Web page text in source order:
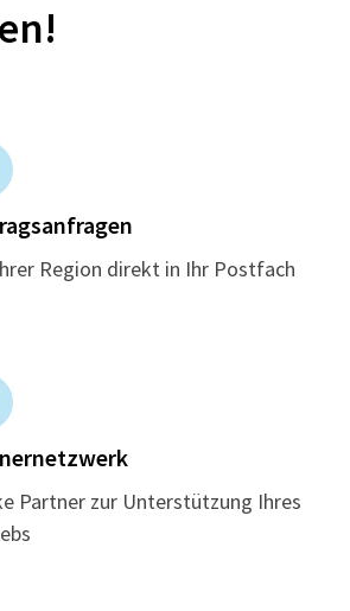
Region direkt in Ihr Postfach
Partner zur Unterstützung Ihres